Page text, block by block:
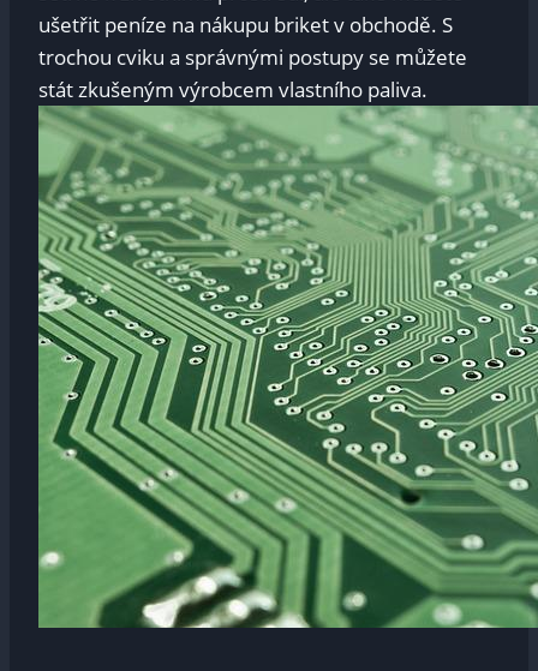
ušetřit peníze na nákupu briket v obchodě. S
trochou cviku a správnými postupy se můžete
stát zkušeným výrobcem vlastního paliva.